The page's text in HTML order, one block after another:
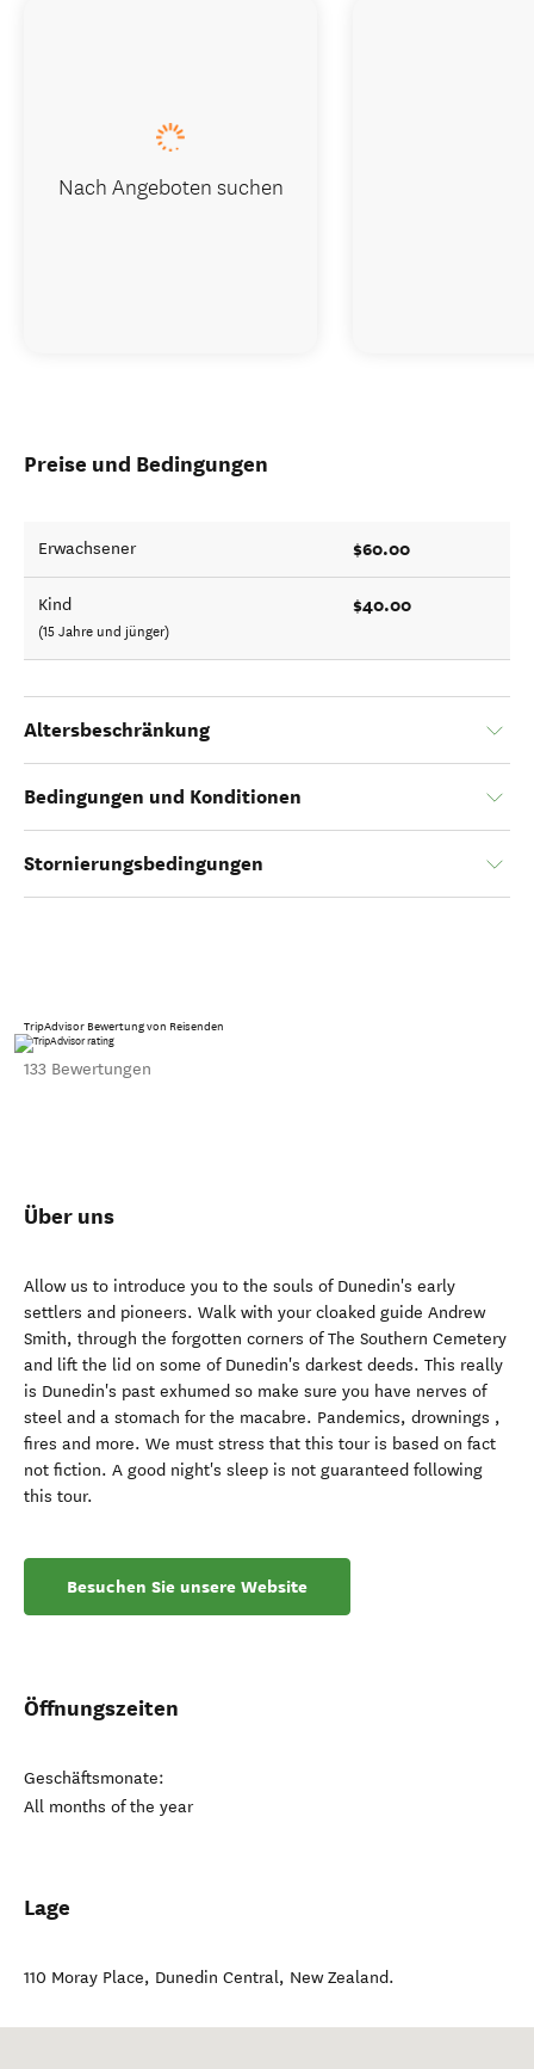
Preise und Bedingungen
Erwachsener $60.00
Kind
(15 Jahre und jünger)
$40.00
Altersbeschränkung
Bedingungen und Konditionen
Stornierungsbedingungen
TripAdvisor Bewertung von Reisenden
133 Bewertungen
Über uns
Allow us to introduce you to the souls of Dunedin's early
settlers and pioneers. Walk with your cloaked guide Andrew
Smith, through the forgotten corners of The Southern Cemetery
and lift the lid on some of Dunedin's darkest deeds. This really
is Dunedin's past exhumed so make sure you have nerves of
steel and a stomach for the macabre. Pandemics, drownings ,
fires and more. We must stress that this tour is based on fact
not fiction. A good night's sleep is not guaranteed following
this tour.
Besuchen Sie unsere Website
Öffnungszeiten
Geschäftsmonate:
All months of the year
Lage
110 Moray Place, Dunedin Central, New Zealand.
Nach Angeboten suchen